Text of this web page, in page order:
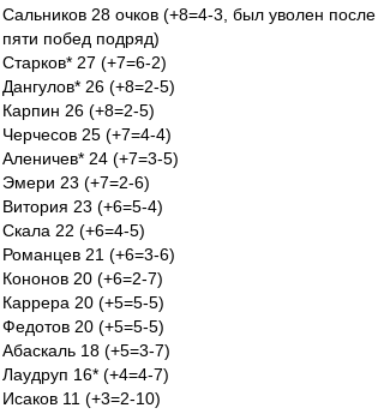
Сальников 28 очков (+8=4-3, был уволен после
пяти побед подряд)
Старков* 27 (+7=6-2)
Дангулов* 26 (+8=2-5)
Карпин 26 (+8=2-5)
Черчесов 25 (+7=4-4)
Аленичев* 24 (+7=3-5)
Эмери 23 (+7=2-6)
Витория 23 (+6=5-4)
Скала 22 (+6=4-5)
Романцев 21 (+6=3-6)
Кононов 20 (+6=2-7)
Каррера 20 (+5=5-5)
Федотов 20 (+5=5-5)
Абаскаль 18 (+5=3-7)
Лаудруп 16* (+4=4-7)
Исаков 11 (+3=2-10)